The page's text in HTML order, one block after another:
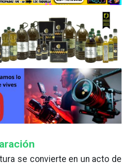
se convierte en un acto de